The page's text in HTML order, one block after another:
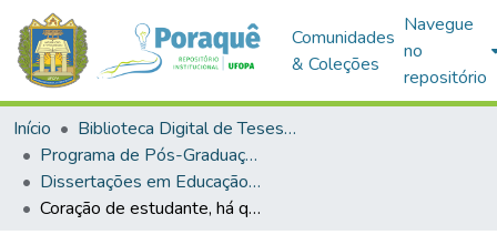
Comunidades
& Coleções
Navegue
no
repositório
Início
Biblioteca Digital de Teses e Dissertações (BDTD)
Programa de Pós-Graduação em Educação (PPGE)
Dissertações em Educação (Mestrado)
Coração de estudante, há que se cuidar da vida, há que se cuidar do mundo: o corpo, a corporeidade, alunos de ensino médio, educação física escolar - tamu junto!